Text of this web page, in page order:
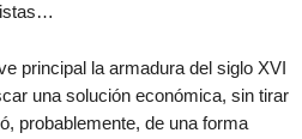
principal la armadura del siglo XVI
una solución económica, sin tirar
probablemente, de una forma